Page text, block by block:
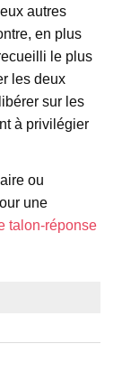
autres
en plus
le plus
les deux
sur les
à privilégier
ou
une
talon-réponse